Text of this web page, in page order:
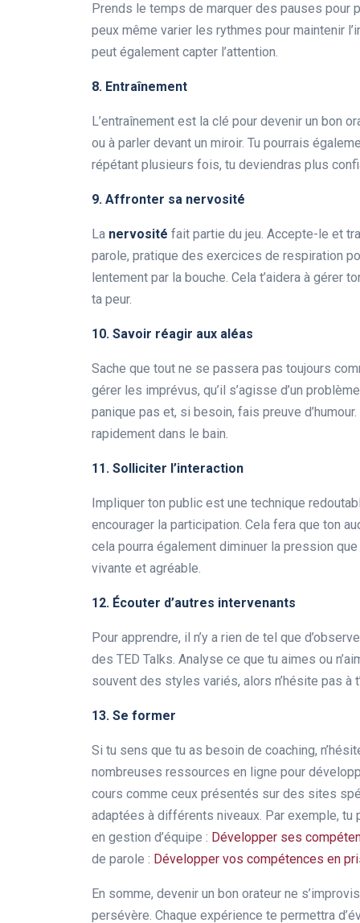
Prends le temps de marquer des pauses pour
peux même varier les rythmes pour maintenir
peut également capter l’attention.
8. Entraînement
L’entraînement est la clé pour devenir un bon
ou à parler devant un miroir. Tu pourrais
répétant plusieurs fois, tu deviendras plus
9. Affronter sa nervosité
La nervosité fait partie du jeu. Accepte-le et
parole, pratique des exercices de respiration
lentement par la bouche. Cela t’aidera à gérer
ta peur.
10. Savoir réagir aux aléas
Sache que tout ne se passera pas toujours
gérer les imprévus, qu’il s’agisse d’un
panique pas et, si besoin, fais preuve
rapidement dans le bain.
11. Solliciter l’interaction
Impliquer ton public est une technique
encourager la participation. Cela fera que ton
cela pourra également diminuer la pression
vivante et agréable.
12. Écouter d’autres intervenants
Pour apprendre, il n’y a rien de tel que
des TED Talks. Analyse ce que tu aimes ou
souvent des styles variés, alors n’hésite pas
13. Se former
Si tu sens que tu as besoin de coaching,
nombreuses ressources en ligne pour
cours comme ceux présentés sur des sites
adaptées à différents niveaux. Par exemple,
en gestion d’équipe : Développer ses
de parole : Développer vos compétences en
En somme, devenir un bon orateur ne
persévère. Chaque expérience te permettra